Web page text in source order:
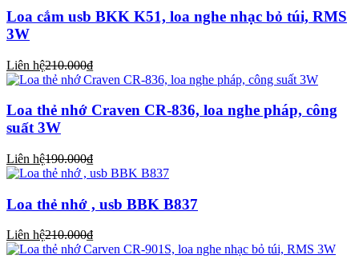
Loa cắm usb BKK K51, loa nghe nhạc bỏ túi, RMS
3W
Liên hệ210.000₫
Loa thẻ nhớ Craven CR-836, loa nghe pháp, công
suất 3W
Liên hệ190.000₫
Loa thẻ nhớ , usb BBK B837
Liên hệ210.000₫